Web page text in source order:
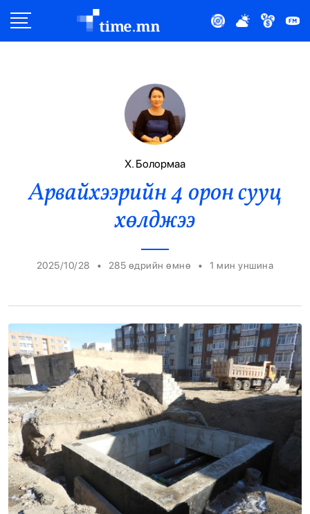
Эдийн Засаг
Нийтлэлчийн Булан
Эрүүл Мэнд
Орон Нутаг
Спорт
Энтертайнмент
Эрэн Сурвалжилга
Х. Болормаа
Арвайхээрийн 4 орон сууц
хөлджээ
2025/10/28 • 285 өдрийн өмнө • 1 мин уншина